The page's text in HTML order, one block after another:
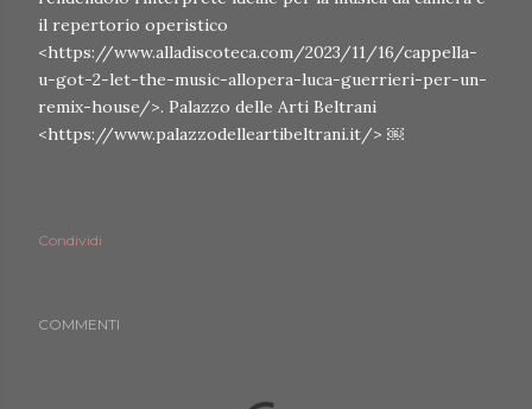
il repertorio operistico
<https://www.alladiscoteca.com/2023/11/16/cappella-
u-got-2-let-the-music-allopera-luca-guerrieri-per-un-
remix-house/>. Palazzo delle Arti Beltrani
<https://www.palazzodelleartibeltrani.it/> ￼
Condividi
COMMENTI